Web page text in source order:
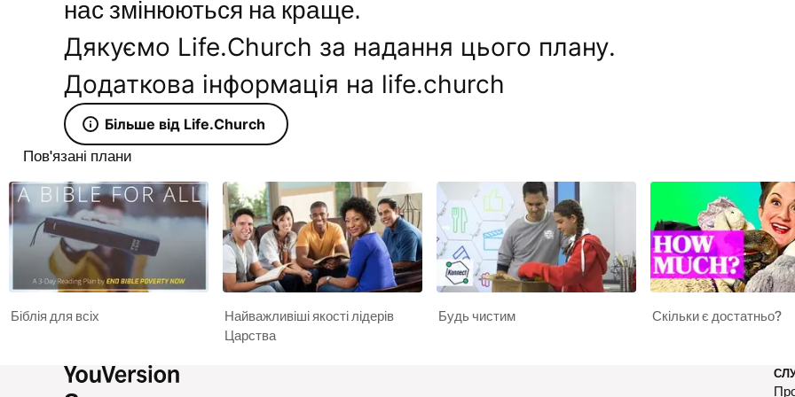
нас змінюються на краще.
Дякуємо Life.Church за надання цього плану.
Додаткова інформація на life.church
Більше від Life.Church
Пов'язані плани
Біблія для всіх
Найважливіші якості лідерів
Царства
Будь чистим Скільки є достатньо?